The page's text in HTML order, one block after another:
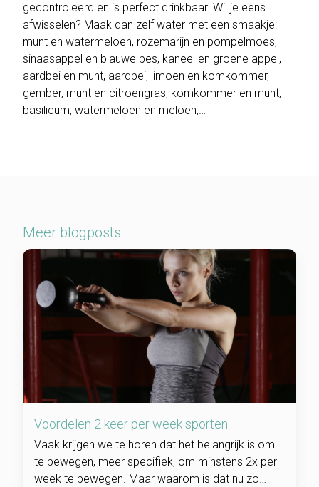
gecontroleerd en is perfect drinkbaar. Wil je eens
afwisselen? Maak dan zelf water met een smaakje:
munt en watermeloen, rozemarijn en pompelmoes,
sinaasappel en blauwe bes, kaneel en groene appel,
aardbei en munt, aardbei, limoen en komkommer,
gember, munt en citroengras, komkommer en munt,
basilicum, watermeloen en meloen,…
Meer blogposts
Voordelen 2 keer per week sporten
Vaak krijgen we te horen dat het belangrijk is om
te bewegen, meer specifiek, om minstens 2x per
week te bewegen. Maar waarom is dat nu zo